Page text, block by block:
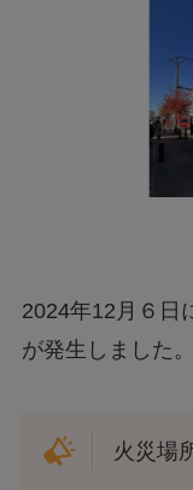
2024年12月６日
が発生しました。
火災場